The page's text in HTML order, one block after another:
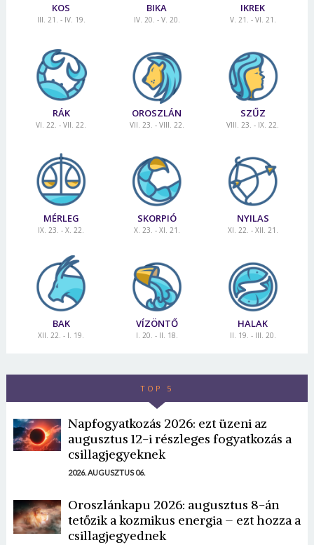
KOS
III. 21. - IV. 19.
BIKA
IV. 20. - V. 20.
IKREK
V. 21. - VI. 21.
RÁK
VI. 22. - VII. 22.
OROSZLÁN
VII. 23. - VIII. 22.
SZŰZ
VIII. 23. - IX. 22.
MÉRLEG
IX. 23. - X. 22.
SKORPIÓ
X. 23. - XI. 21.
NYILAS
XI. 22. - XII. 21.
BAK
XII. 22. - I. 19.
VÍZÖNTŐ
I. 20. - II. 18.
HALAK
II. 19. - III. 20.
TOP 5
Napfogyatkozás 2026: ezt üzeni az
augusztus 12-i részleges fogyatkozás a
csillagjegyeknek
2026. AUGUSZTUS 06.
Oroszlánkapu 2026: augusztus 8-án
tetőzik a kozmikus energia – ezt hozza a
csillagjegyednek